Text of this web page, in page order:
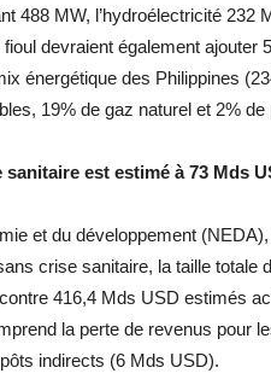
488 MW, l’hydroélectricité 232
devraient également ajouter
énergétique des Philippines
19% de gaz naturel et 2% de
est estimé à 73 Mds
et du développement
crise sanitaire, la taille totale
416,4 Mds USD estimés
la perte de revenus pour
indirects (6 Mds USD).